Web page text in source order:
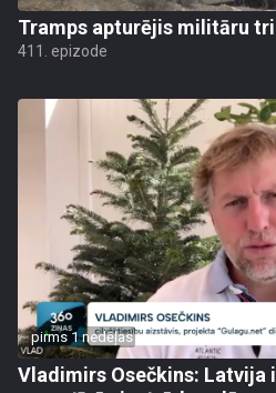
Tramps apturējis militāru
411. epizode
pirms 1 nedēļas
Vladimirs Osečkins: Latvija